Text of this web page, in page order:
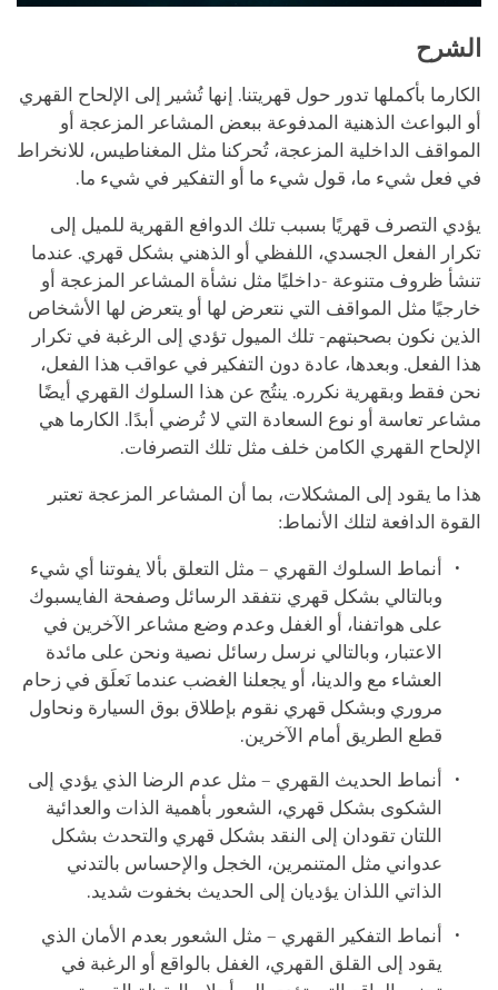
الشرح
الكارما بأكملها تدور حول قهريتنا. إنها تُشير إلى الإلحاح القهري
أو البواعث الذهنية المدفوعة ببعض المشاعر المزعجة أو
المواقف الداخلية المزعجة، تُحركنا مثل المغناطيس، للانخراط
في فعل شيء ما، قول شيء ما أو التفكير في شيء ما.
يؤدي التصرف قهريًا بسبب تلك الدوافع القهرية للميل إلى
تكرار الفعل الجسدي، اللفظي أو الذهني بشكل قهري. عندما
تنشأ ظروف متنوعة -داخليًا مثل نشأة المشاعر المزعجة أو
خارجيًا مثل المواقف التي نتعرض لها أو يتعرض لها الأشخاص
الذين نكون بصحبتهم- تلك الميول تؤدي إلى الرغبة في تكرار
هذا الفعل. وبعدها، عادة دون التفكير في عواقب هذا الفعل،
نحن فقط وبقهرية نكرره. ينتُج عن هذا السلوك القهري أيضًا
مشاعر تعاسة أو نوع السعادة التي لا تُرضي أبدًا. الكارما هي
الإلحاح القهري الكامن خلف مثل تلك التصرفات.
هذا ما يقود إلى المشكلات، بما أن المشاعر المزعجة تعتبر
القوة الدافعة لتلك الأنماط:
أنماط السلوك القهري – مثل التعلق بألا يفوتنا أي شيء
وبالتالي بشكل قهري نتفقد الرسائل وصفحة الفايسبوك
على هواتفنا، أو الغفل وعدم وضع مشاعر الآخرين في
الاعتبار، وبالتالي نرسل رسائل نصية ونحن على مائدة
العشاء مع والدينا، أو يجعلنا الغضب عندما نَعلَق في زحام
مروري وبشكل قهري نقوم بإطلاق بوق السيارة ونحاول
قطع الطريق أمام الآخرين.
أنماط الحديث القهري – مثل عدم الرضا الذي يؤدي إلى
الشكوى بشكل قهري، الشعور بأهمية الذات والعدائية
اللتان تقودان إلى النقد بشكل قهري والتحدث بشكل
عدواني مثل المتنمرين، الخجل والإحساس بالتدني
الذاتي اللذان يؤديان إلى الحديث بخفوت شديد.
أنماط التفكير القهري – مثل الشعور بعدم الأمان الذي
يقود إلى القلق القهري، الغفل بالواقع أو الرغبة في